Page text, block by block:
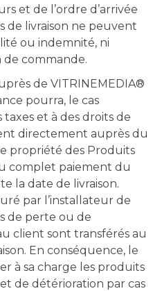
et de l’ordre d’arrivée
de livraison ne peuvent
ou indemnité, ni
commande.
de VITRINEMEDIA®
pourra, le cas
et à des droits de
directement auprès du
propriété des Produits
complet paiement du
la date de livraison.
par l’installateur de
de perte ou de
client sont transférés au
En conséquence, le
à sa charge les produits
de détérioration par cas